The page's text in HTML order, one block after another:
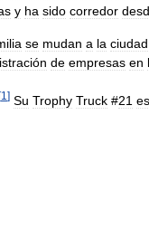
y ha sido corredor
se mudan a la ciudad
de empresas en
1 ] Su Trophy Truck #21 es